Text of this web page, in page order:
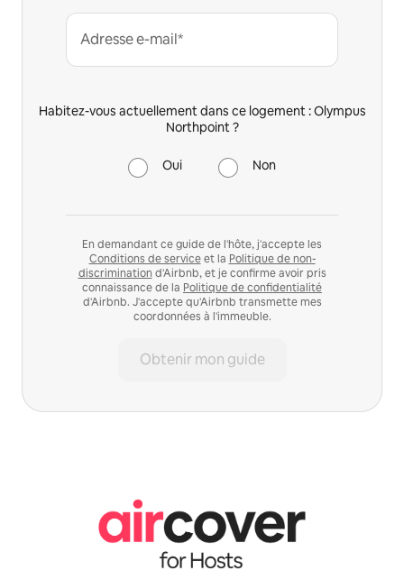
Adresse e-mail*
Habitez-vous actuellement dans ce logement : Olympus
Northpoint ?
Oui Non
En demandant ce guide de l'hôte, j'accepte les
Conditions de serviceet la Politique de non-
discrimination d'Airbnb, et je confirme avoir pris
connaissance de la Politique de confidentialité
d'Airbnb. J'accepte qu'Airbnb transmette mes
coordonnées à l'immeuble.
Obtenir mon guide